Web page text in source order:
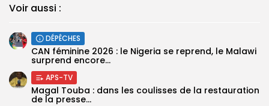
Voir aussi :
DÉPÊCHES
‎CAN féminine 2026 : le Nigeria se reprend, le Malawi
surprend encore...
APS-TV
Magal Touba : dans les coulisses de la restauration
de la presse...